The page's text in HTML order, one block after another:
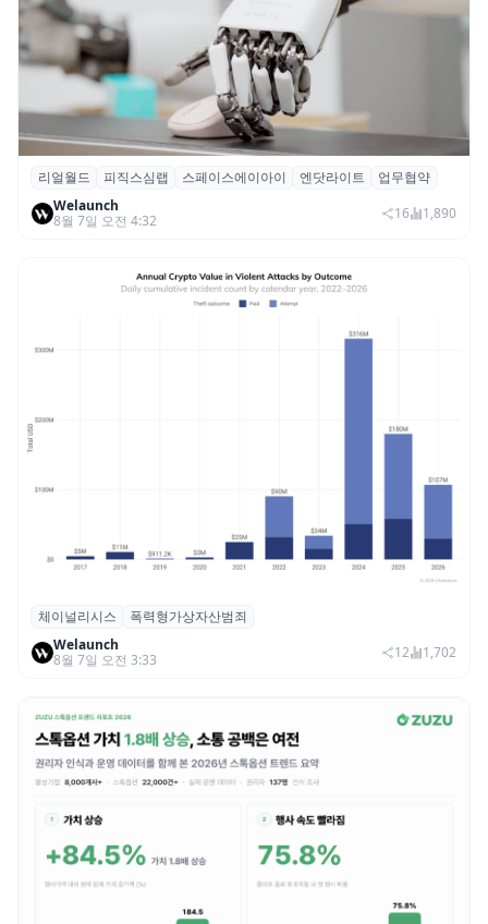
리얼월드, 로봇테크 스타트업 3곳과 손잡고
휴머노이드 표준 만든다
리얼월드 피직스심랩 스페이스에이아이 엔닷라이트
업무협약
Welaunch
8월 7일 오전 4:32
16 1,890
체이널리시스 “가상자산 보유자 대상 폭력
범죄 증가…상반기 탈취액 3000만 달러 돌파
체이널리시스
폭력형가상자산범죄
Welaunch
8월 7일 오전 3:33
12 1,702